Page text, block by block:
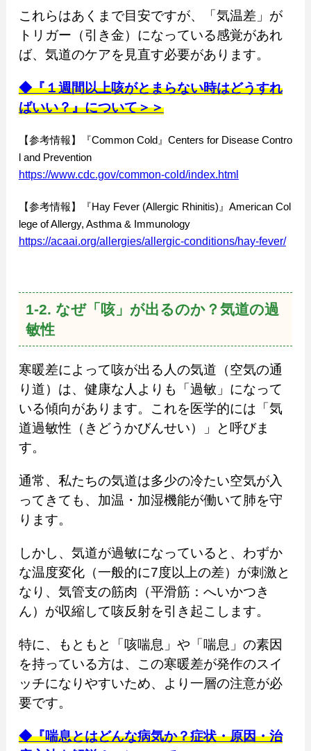
これらはあくまで目安ですが、「気温差」が
トリガー（引き金）になっている感覚があれ
ば、気道のケアを見直す必要があります。
◆『１週間以上咳がとまらない時はどうすれ
ばいい？』について＞＞
【参考情報】『Common Cold』Centers for Disease Contro
l and Prevention
https://www.cdc.gov/common-cold/index.html
【参考情報】『Hay Fever (Allergic Rhinitis)』American Col
lege of Allergy, Asthma & Immunology
https://acaai.org/allergies/allergic-conditions/hay-fever/
1-2. なぜ「咳」が出るのか？気道の過
敏性
寒暖差によって咳が出る人の気道（空気の通
り道）は、健康な人よりも「過敏」になって
いる傾向があります。これを医学的には「気
道過敏性（きどうかびんせい）」と呼びま
す。
通常、私たちの気道は多少の冷たい空気が入
ってきても、加温・加湿機能が働いて肺を守
ります。
しかし、気道が過敏になっていると、わずか
な温度変化（一般的に7度以上の差）が刺激と
なり、気管支の筋肉（平滑筋：へいかつき
ん）が収縮して咳反射を引き起こします。
特に、もともと「咳喘息」や「喘息」の素因
を持っている方は、この寒暖差が発作のスイ
ッチになりやすいため、より一層の注意が必
要です。
◆『喘息とはどんな病気か？症状・原因・治